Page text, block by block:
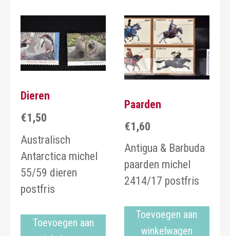
Dieren
€1,50
Australisch
Antarctica michel
55/59 dieren
postfris
Toevoegen aan
Paarden
€1,60
Antigua & Barbuda
paarden michel
2414/17 postfris
Toevoegen aan
winkelwagen